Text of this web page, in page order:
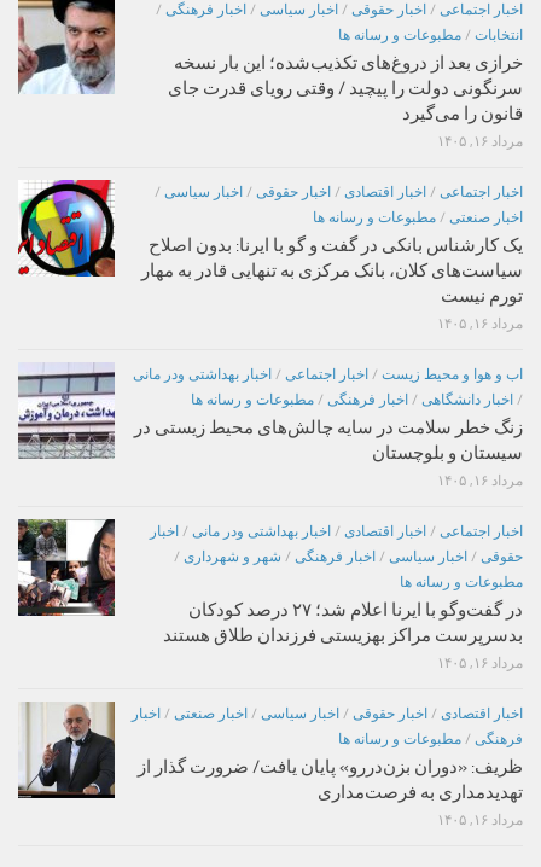
اخبار اجتماعی / اخبار حقوقی / اخبار سیاسی / اخبار فرهنگی /
انتخابات / مطبوعات و رسانه ها
خرازی بعد از دروغ‌های تکذیب‌شده؛ این بار نسخه
سرنگونی دولت را پیچید / وقتی رویای قدرت جای
قانون را می‌گیرد
مرداد ۱۶, ۱۴۰۵
اخبار اجتماعی / اخبار اقتصادی / اخبار حقوقی / اخبار سیاسی /
اخبار صنعتی / مطبوعات و رسانه ها
یک کارشناس بانکی در گفت و گو با ایرنا: بدون اصلاح
سیاست‌های کلان، بانک مرکزی به تنهایی قادر به مهار
تورم نیست
مرداد ۱۶, ۱۴۰۵
اب و هوا و محیط زیست / اخبار اجتماعی / اخبار بهداشتی ودر مانی
/ اخبار دانشگاهی / اخبار فرهنگی / مطبوعات و رسانه ها
زنگ خطر سلامت در سایه چالش‌های محیط زیستی در
سیستان و بلوچستان
مرداد ۱۶, ۱۴۰۵
اخبار اجتماعی / اخبار اقتصادی / اخبار بهداشتی ودر مانی / اخبار
حقوقی / اخبار سیاسی / اخبار فرهنگی / شهر و شهرداری /
مطبوعات و رسانه ها
در گفت‌وگو با ایرنا اعلام شد؛ ۲۷ درصد کودکان
بدسرپرست مراکز بهزیستی فرزندان طلاق هستند
مرداد ۱۶, ۱۴۰۵
اخبار اقتصادی / اخبار حقوقی / اخبار سیاسی / اخبار صنعتی / اخبار
فرهنگی / مطبوعات و رسانه ها
ظریف: «دوران بزن‌دررو» پایان یافت/ ضرورت گذار از
تهدیدمداری به فرصت‌مداری
مرداد ۱۶, ۱۴۰۵